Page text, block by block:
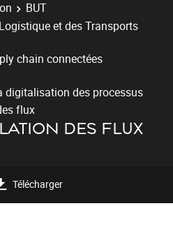
BUT
et des Transports
chain connectées
digitalisation des processus
flux
DES FLUX
Télécharger